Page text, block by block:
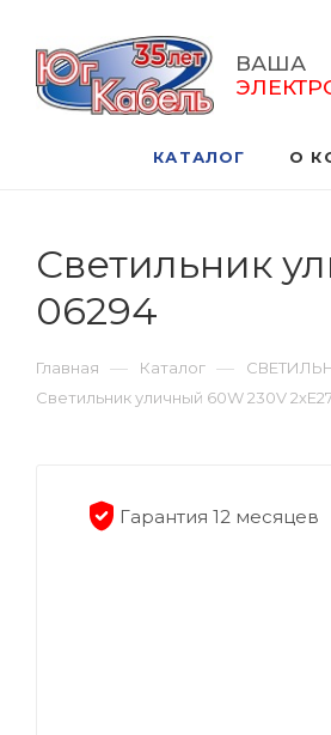
ВАША
КАТАЛОГ О
Светильник
06294
Главная — Каталог —
Светильник уличный 60W 230V
Гарантия 12 месяцев